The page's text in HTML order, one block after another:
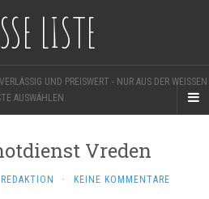
LISTE
UND PREISWERT - NUR AUS DER WEISSEN L
AUSWÄHLEN.
Vreden
REDAKTION · KEINE KOMMENTARE